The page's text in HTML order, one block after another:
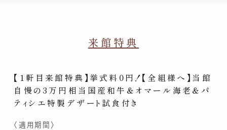
来館特典
【1軒目来館特典】挙式料0円！【全組様へ】当館
自慢の3万円相当国産和牛＆オマール海老＆パ
ティシエ特製デザート試食付き
〈適用期間〉